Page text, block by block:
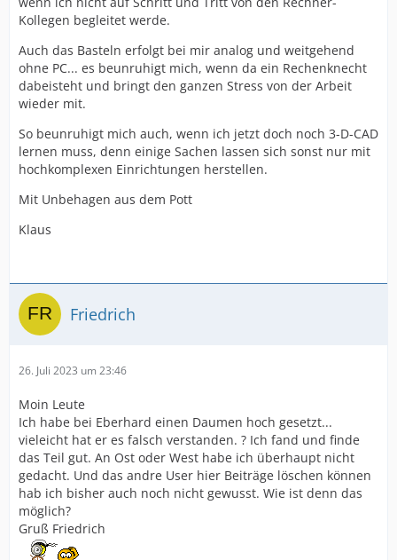
Kollegen begleitet werde.
Auch das Basteln erfolgt bei mir analog und weitgehend
ohne PC... es beunruhigt mich, wenn da ein Rechenknecht
dabeisteht und bringt den ganzen Stress von der Arbeit
wieder mit.
So beunruhigt mich auch, wenn ich jetzt doch noch 3-D-CAD
lernen muss, denn einige Sachen lassen sich sonst nur mit
hochkomplexen Einrichtungen herstellen.
Mit Unbehagen aus dem Pott
Klaus
Friedrich
26. Juli 2023 um 23:46
Moin Leute
Ich habe bei Eberhard einen Daumen hoch gesetzt...
vieleicht hat er es falsch verstanden. ? Ich fand und finde
das Teil gut. An Ost oder West habe ich überhaupt nicht
gedacht. Und das andre User hier Beiträge löschen können
hab ich bisher auch noch nicht gewusst. Wie ist denn das
möglich?
Gruß Friedrich